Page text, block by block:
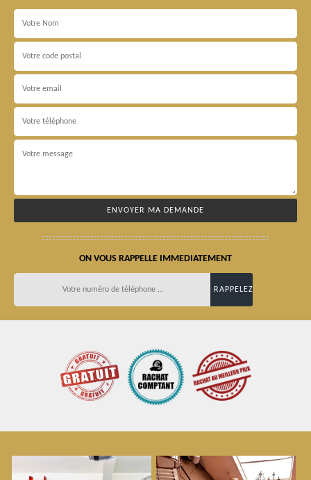
ON VOUS RAPPELLE IMMEDIATEMENT